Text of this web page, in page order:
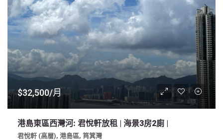
$32,500/月
港島東區西灣河: 君悅軒放租 | 海景3房2廁 |
君悅軒 (高層), 港島區, 筲箕灣